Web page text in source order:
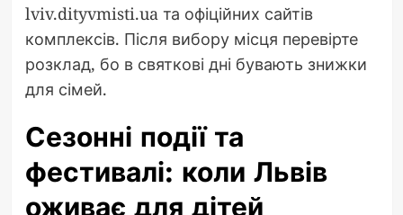
lviv.dityvmisti.ua та офіційних сайтів
комплексів. Після вибору місця перевірте
розклад, бо в святкові дні бувають знижки
для сімей.
Сезонні події та
фестивалі: коли Львів